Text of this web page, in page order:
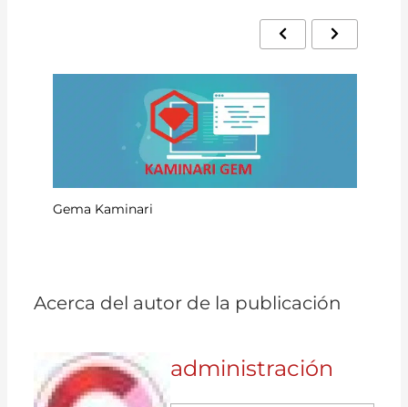
Gema Kaminari
Acerca del autor de la publicación
administración